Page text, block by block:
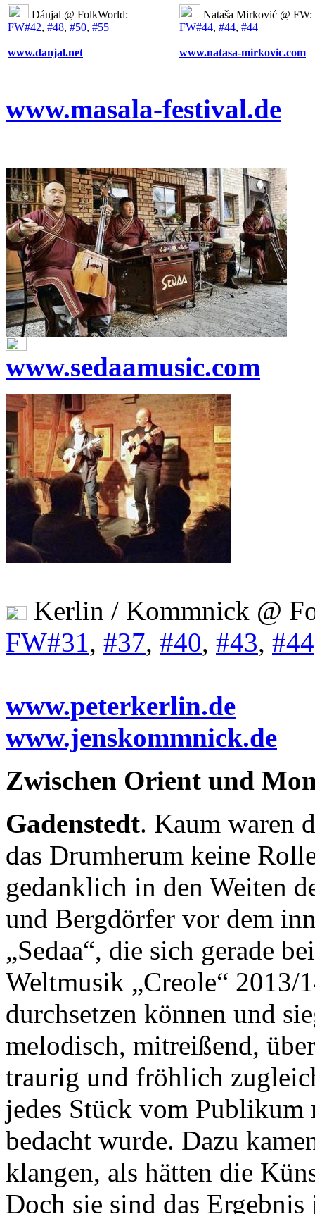
Dánjal @ FolkWorld:
FW#42, #48, #50, #55
www.danjal.net
Nataša Mirković @ FW:
FW#44, #44, #44
www.natasa-mirkovic.com
www.masala-festival.de
www.sedaamusic.com
Kerlin / Kommnick @
FW#31, #37, #40, #43, #44
www.peterkerlin.de
www.jenskommnick.de
Zwischen Orient und
Gadenstedt. Kaum waren
das Drumherum keine
gedanklich in den Weiten
und Bergdörfer vor dem
„Sedaa“, die sich gerade
Weltmusik „Creole“ 2013/
durchsetzen können und
melodisch, mitreißend,
traurig und fröhlich
jedes Stück vom
bedacht wurde. Dazu
klangen, als hätten die
Doch sie sind das